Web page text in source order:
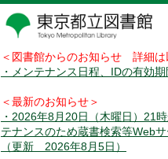
＜図書館からのお知らせ 詳細は
・メンテナンス日程、IDの有効
＜最新のお知らせ＞
・2026年8月20日（木曜日）21
テナンスのため蔵書検索等Web
（更新 2026年8月5日）